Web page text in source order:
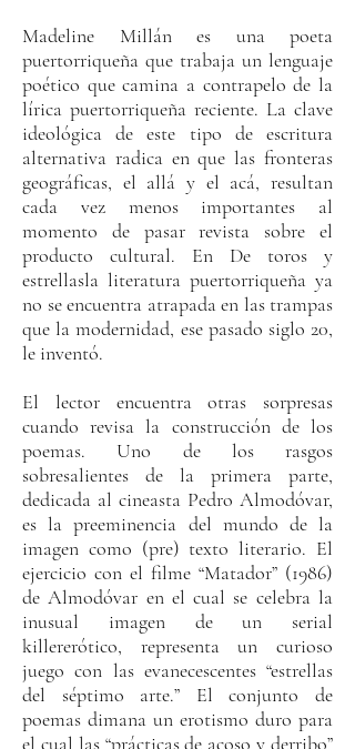
Madeline Millán es una poeta
puertorriqueña que trabaja un lenguaje
poético que camina a contrapelo de la
lírica puertorriqueña reciente. La clave
ideológica de este tipo de escritura
alternativa radica en que las fronteras
geográficas, el allá y el acá, resultan
cada vez menos importantes al
momento de pasar revista sobre el
producto cultural. En De toros y
estrellasla literatura puertorriqueña ya
no se encuentra atrapada en las trampas
que la modernidad, ese pasado siglo 20,
le inventó.
El lector encuentra otras sorpresas
cuando revisa la construcción de los
poemas. Uno de los rasgos
sobresalientes de la primera parte,
dedicada al cineasta Pedro Almodóvar,
es la preeminencia del mundo de la
imagen como (pre) texto literario. El
ejercicio con el filme “Matador” (1986)
de Almodóvar en el cual se celebra la
inusual imagen de un serial
killererótico, representa un curioso
juego con las evanecescentes “estrellas
del séptimo arte.” El conjunto de
poemas dimana un erotismo duro para
el cual las “prácticas de acoso y derribo”